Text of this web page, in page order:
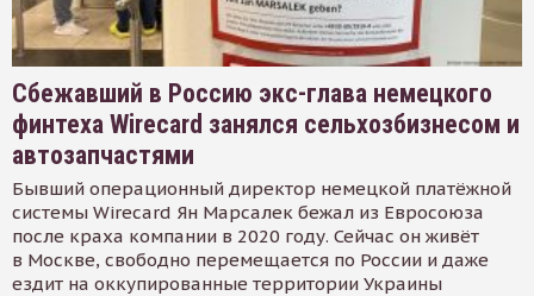
Сбежавший в Россию экс-глава немецкого
финтеха Wirecard занялся сельхозбизнесом и
автозапчастями
Бывший операционный директор немецкой платёжной
системы Wirecard Ян Марсалек бежал из Евросоюза
после краха компании в 2020 году. Сейчас он живёт
в Москве, свободно перемещается по России и даже
ездит на оккупированные территории Украины